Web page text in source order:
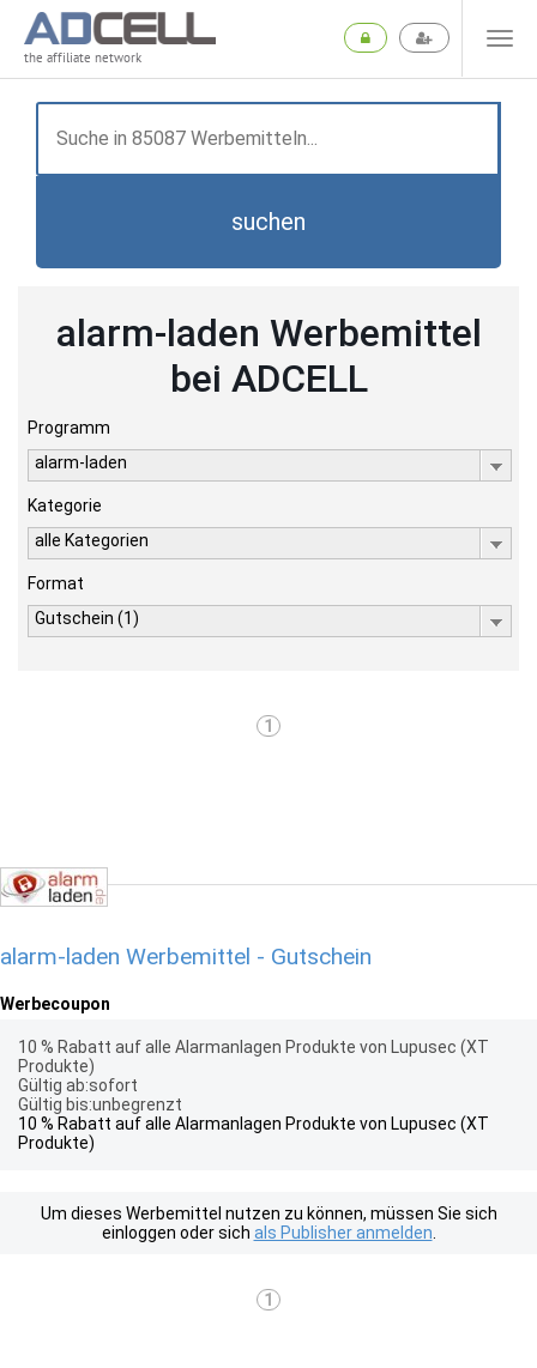
the affiliate network
suchen
alarm-laden Werbemittel
bei ADCELL
Programm
alarm-laden
Kategorie
alle Kategorien
Format
Gutschein (1)
1
alarm-laden Werbemittel - Gutschein
Werbecoupon
10 % Rabatt auf alle Alarmanlagen Produkte von Lupusec (XT
Produkte)
Gültig ab:sofort
Gültig bis:unbegrenzt
10 % Rabatt auf alle Alarmanlagen Produkte von Lupusec (XT
Produkte)
Um dieses Werbemittel nutzen zu können, müssen Sie sich
einloggen oder sich als Publisher anmelden
1